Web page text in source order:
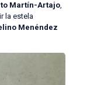
Martín-Artajo,
la estela
Menéndez